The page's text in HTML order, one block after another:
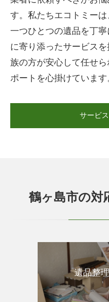
す。私たちエコトミー
一つひとつの遺品を丁
に寄り添ったサービス
族の方が安心して任せ
ポートを心掛けています
サービ
鶴ヶ島市の対
遺品整